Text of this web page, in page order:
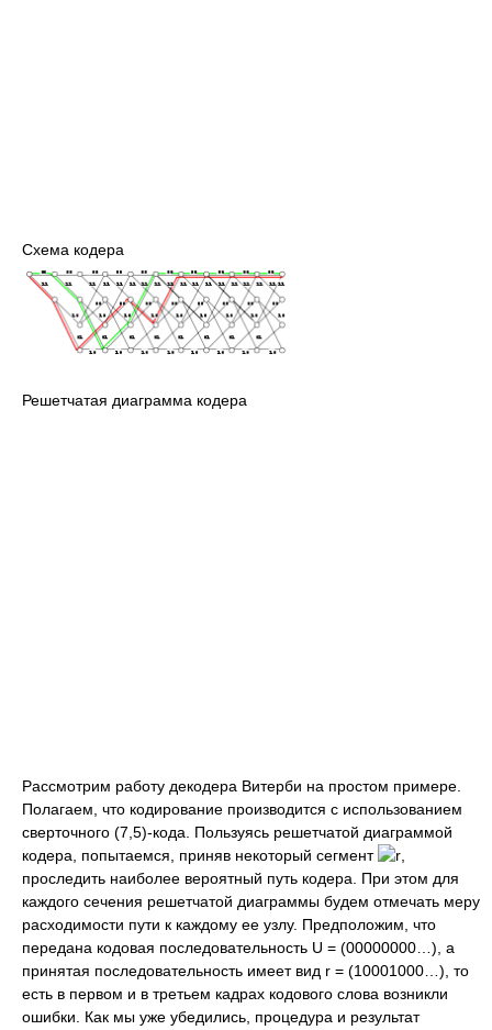
Схема кодера
Решетчатая диаграмма кодера
Рассмотрим работу декодера Витерби на простом примере.
Полагаем, что кодирование производится с использованием
сверточного (7,5)-кода. Пользуясь решетчатой диаграммой
кодера, попытаемся, приняв некоторый сегмент
проследить наиболее вероятный путь кодера. При этом для
каждого сечения решетчатой диаграммы будем отмечать меру
расходимости пути к каждому ее узлу. Предположим, что
передана кодовая последовательность U = (00000000…), а
принятая последовательность имеет вид r = (10001000…), то
есть в первом и в третьем кадрах кодового слова возникли
ошибки. Как мы уже убедились, процедура и результат